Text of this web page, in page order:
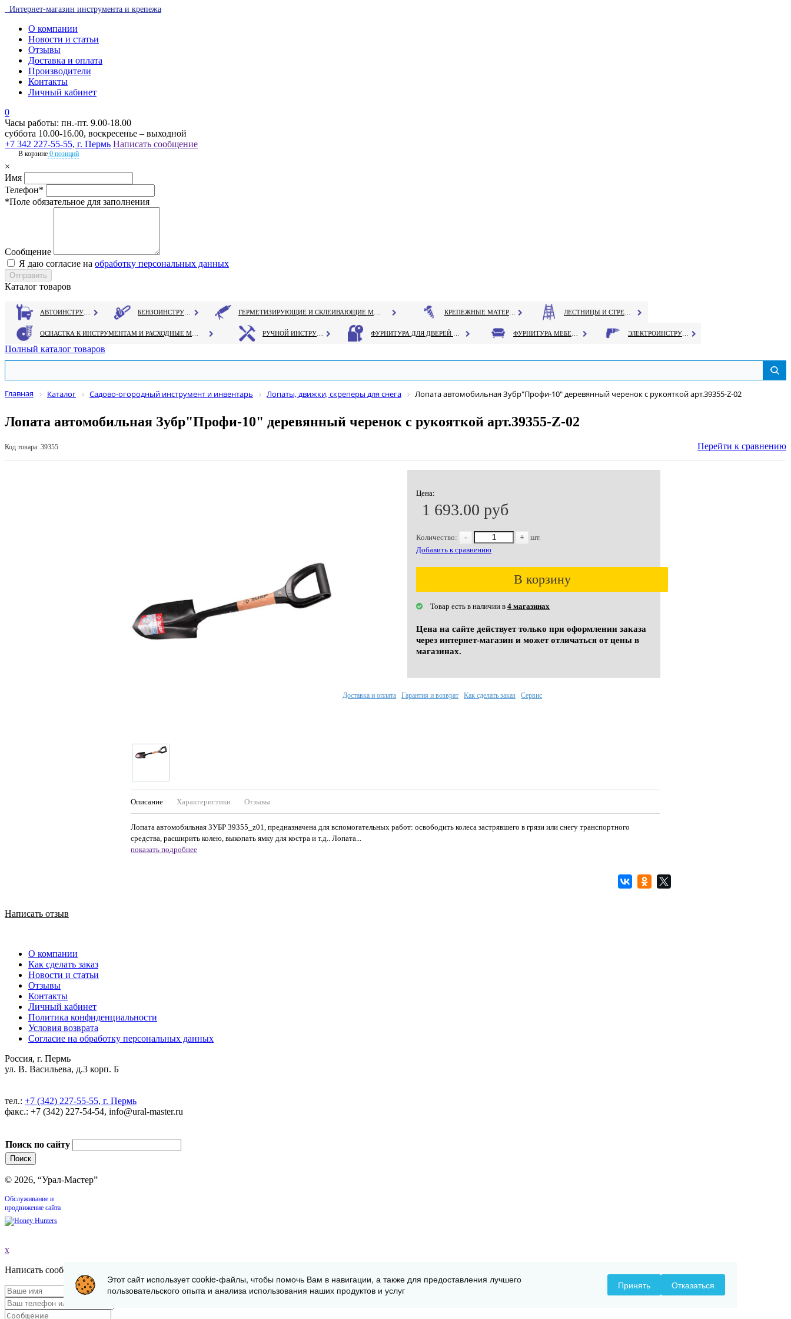
Интернет-магазин инструмента и крепежа
О компании
Новости и статьи
Отзывы
Доставка и оплата
Производители
Контакты
Личный кабинет
0
Часы работы: пн.-пт. 9.00-18.00
суббота 10.00-16.00, воскресенье – выходной
+7 342 227-55-55, г. Пермь Написать сообщение
В корзине 0 позиций
×
Имя
Телефон*
*Поле обязательное для заполнения
Сообщение
Я даю согласие на обработку персональных данных
Каталог товаров
Полный каталог товаров
Главная Каталог Садово-огородный инструмент и инвентарь Лопаты, движки, скреперы для снега Лопата автомобильная Зубр"Профи-10" деревянный черенок с рукояткой арт.39355-Z-02
Лопата автомобильная Зубр"Профи-10" деревянный черенок с рукояткой арт.39355-Z-02
Код товара: 39355 Перейти к сравнению
Цена:
1 693.00 руб
Количество: - +
шт.
Добавить к сравнению
В корзину
Товар есть в наличии в 4 магазинах
Цена на сайте действует только при оформлении заказа
через интернет-магазин и может отличаться от цены в
магазинах.
Описание Характеристики Отзывы
Лопата автомобильная ЗУБР 39355_z01, предназначена для вспомогательных работ: освободить колеса застрявшего в грязи или снегу транспортного
средства, расширить колею, выкопать ямку для костра и т.д.. Лопата...
показать подробнее
Доставка и оплата Гарантия и возврат Как сделать заказ Сервис
Написать отзыв
О компании
Как сделать заказ
Новости и статьи
Отзывы
Контакты
Личный кабинет
Политика конфиденциальности
Условия возврата
Согласие на обработку персональных данных
Россия, г. Пермь
ул. В. Васильева, д.3 корп. Б
тел.: +7 (342) 227-55-55, г. Пермь
факс.: +7 (342) 227-54-54, info@ural-master.ru
Поиск по сайту
© 2026, “Урал-Мастер”
Обслуживание и
продвижение сайта
x
Написать сообщение
Этот сайт использует cookie-файлы, чтобы помочь Вам в навигации, а также для предоставления лучшего
пользовательского опыта и анализа использования наших продуктов и услуг
Принять Отказаться